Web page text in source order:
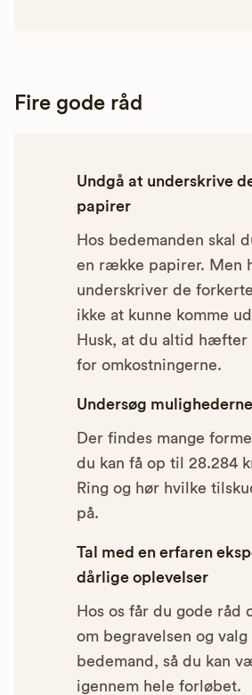
Fire gode råd
Undgå at underskrive
papirer
Hos bedemanden skal
en række papirer. Men
underskriver de
ikke at kunne komme
Husk, at du altid hæfter
for omkostningerne.
Undersøg
Der findes mange
du kan få op til 28.284
Ring og hør hvilke
på.
Tal med en erfaren
dårlige oplevelser
Hos os får du gode råd
om begravelsen og valg
bedemand, så du kan
igennem hele forløbet.